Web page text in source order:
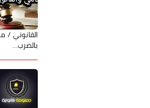
القانوني
بالضرب…